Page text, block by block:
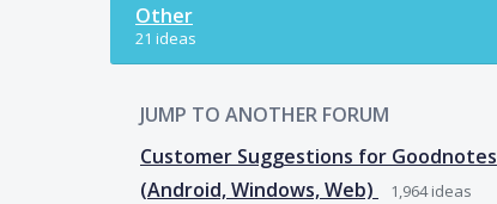
Other
21 ideas
JUMP TO ANOTHER FORUM
Customer Suggestions for Goodnotes
(Android, Windows, Web)
1,964ideas